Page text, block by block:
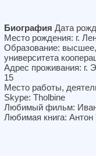
Биография Дата
Место рождения: г.
Образование:
университета
Адрес проживания: г.
15
Место работы,
Skype: Tholbine
Любимый фильм:
Любимая книга: